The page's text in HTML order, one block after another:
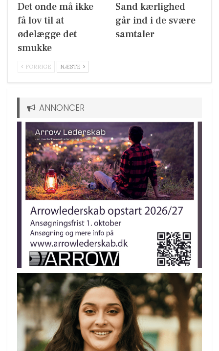
Det onde må ikke
få lov til at
ødelægge det
smukke
Sand kærlighed
går ind i de svære
samtaler
FORRIGE NÆSTE
ANNONCER